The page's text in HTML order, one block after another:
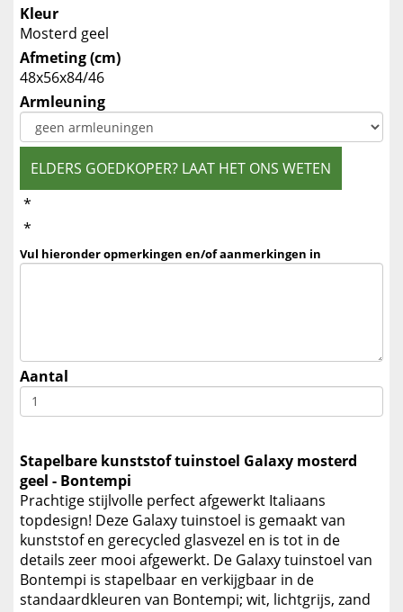
Kleur
Mosterd geel
Afmeting (cm)
48x56x84/46
Armleuning
ELDERS GOEDKOPER? LAAT HET ONS WETEN
*
*
Vul hieronder opmerkingen en/of aanmerkingen in
Aantal
Stapelbare kunststof tuinstoel Galaxy mosterd
geel - Bontempi
Prachtige stijlvolle perfect afgewerkt Italiaans
topdesign! Deze Galaxy tuinstoel is gemaakt van
kunststof en gerecycled glasvezel en is tot in de
details zeer mooi afgewerkt. De Galaxy tuinstoel van
Bontempi is stapelbaar en verkijgbaar in de
standaardkleuren van Bontempi; wit, lichtgrijs, zand